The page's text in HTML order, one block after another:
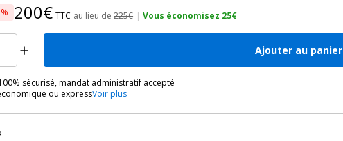
200€ TTC au lieu de225€ |Vous économisez 25€
Ajouter au panier
sécurisé, mandat administratif accepté
ou expressVoir plus